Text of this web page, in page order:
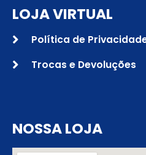
LOJA VIRTUAL
Política de
Trocas e Devoluções
NOSSA LOJA